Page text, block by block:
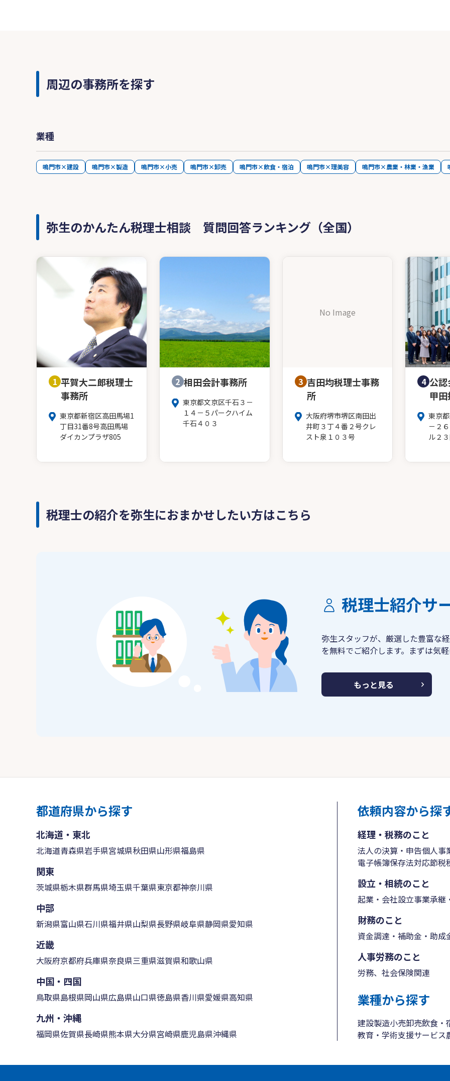
周辺の事務所を探す
業種
鳴門市×建設 鳴門市×製造 鳴門市×小売 鳴門市×卸売 鳴門市×飲食・宿泊 鳴門市×理美容 鳴門市×農業・林業・漁業
弥生のかんたん税理士相談 質問回答ランキング（全国）
1 平賀大二郎税理士
事務所
東京都新宿区高田馬場1
丁目31番8号高田馬場
ダイカンプラザ805
2 相田会計事務所
東京都文京区千石３－
１４－５パークハイム
千石４０３
No Image
3 吉田均税理士事務
所
大阪府堺市堺区南田出
井町３丁４番２号クレ
スト泉１０３号
4 公
甲
東京
－２
ル２
税理士の紹介を弥生におまかせしたい方はこちら
税理士紹介サ
弥生スタッフが、厳選した豊富な
を無料でご紹介します。まずは気
もっと見る
都道府県から探す
北海道・東北
北海道青森県岩手県宮城県秋田県山形県福島県
関東
茨城県栃木県群馬県埼玉県千葉県東京都神奈川県
中部
新潟県富山県石川県福井県山梨県長野県岐阜県静岡県愛知県
近畿
大阪府京都府兵庫県奈良県三重県滋賀県和歌山県
中国・四国
鳥取県島根県岡山県広島県山口県徳島県香川県愛媛県高知県
九州・沖縄
福岡県佐賀県長崎県熊本県大分県宮崎県鹿児島県沖縄県
依頼内容から探
経理・税務のこと
法人の決算・申告個人事
電子帳簿保存法対応節税
設立・相続のこと
起業・会社設立事業承継
財務のこと
資金調達・補助金・助成
人事労務のこと
労務、社会保険関連
業種から探す
建設製造小売卸売飲食・
教育・学術支援サービス